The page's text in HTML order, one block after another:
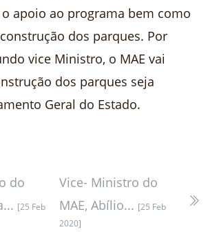
apoio ao programa bem como
dos parques. Por
vice Ministro, o MAE vai
dos parques seja
Geral do Estado.
do
[25 Feb
Vice- Ministro do
MAE, Abílio... [25 Feb
2020]